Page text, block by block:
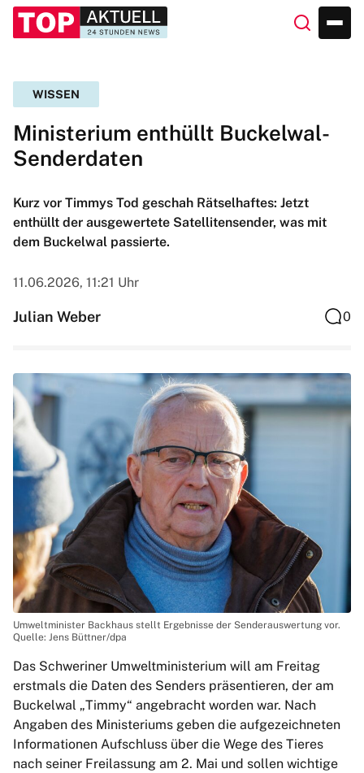
WISSEN
Ministerium enthüllt Buckelwal-
Senderdaten
Kurz vor Timmys Tod geschah Rätselhaftes: Jetzt
enthüllt der ausgewertete Satellitensender, was mit
dem Buckelwal passierte.
11.06.2026, 11:21 Uhr
Julian Weber 0
Umweltminister Backhaus stellt Ergebnisse der Senderauswertung vor.
Quelle: Jens Büttner/dpa
Das Schweriner Umweltministerium will am Freitag
erstmals die Daten des Senders präsentieren, der am
Buckelwal „Timmy“ angebracht worden war. Nach
Angaben des Ministeriums geben die aufgezeichneten
Informationen Aufschluss über die Wege des Tieres
nach seiner Freilassung am 2. Mai und sollen wichtige